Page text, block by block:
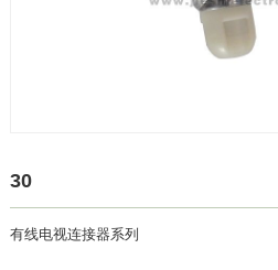
30
有线电视连接器系列